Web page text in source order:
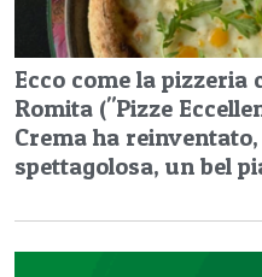
Ecco come la
Romita ("Pizze
Crema ha
spettagolosa, un bel